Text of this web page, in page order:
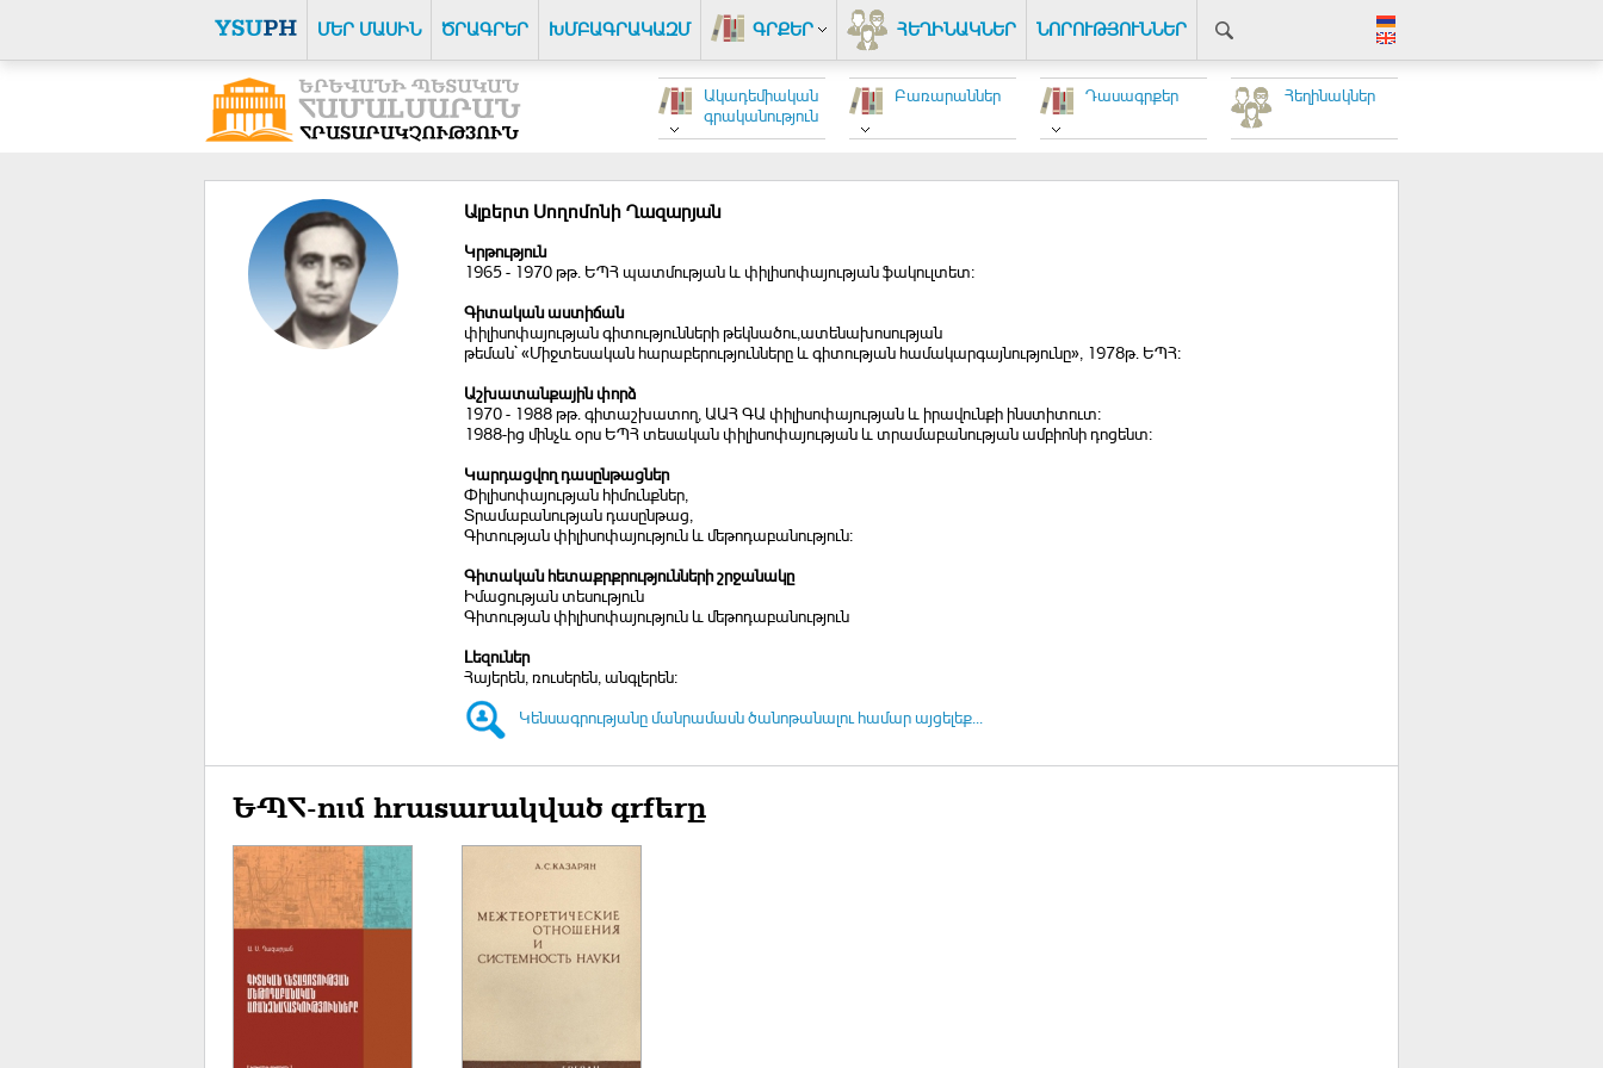
ՄԵՐ ՄԱՍԻՆ ԾՐԱԳՐԵՐ ԽՄԲԱԳՐԱԿԱԶՄ ԳՐՔԵՐ ՀԵՂԻՆԱԿՆԵՐ ՆՈՐՈՒԹՅՈՒՆՆԵՐ
Հեղինակներ
Դասագրքեր
Բառարաններ
Ակադեմիական
գրականություն
Ալբերտ Սողոմոնի Ղազարյան
Կրթություն
1965 - 1970 թթ. ԵՊՀ պատմության և փիլիսոփայության ֆակուլտետ։
Գիտական աստիճան
փիլիսոփայության գիտությունների թեկնածու,ատենախոսության
թեման` «Միջտեսական հարաբերությունները և գիտության համակարգայնությունը», 1978թ. ԵՊՀ։
Աշխատանքային փորձ
1970 - 1988 թթ. գիտաշխատող, ԱԱՀ ԳԱ փիլիսոփայության և իրավունքի ինստիտուտ։
1988-ից մինչև օրս ԵՊՀ տեսական փիլիսոփայության և տրամաբանության ամբիոնի դոցենտ։
Կարդացվող դասընթացներ
Փիլիսոփայության հիմունքներ,
Տրամաբանության դասընթաց,
Գիտության փիլիսոփայություն և մեթոդաբանություն։
Գիտական հետաքրքրությունների շրջանակը
Իմացության տեսություն
Գիտության փիլիսոփայություն և մեթոդաբանություն
Լեզուներ
Հայերեն, ռուսերեն, անգլերեն։
Կենսագրությանը մանրամասն ծանոթանալու համար այցելեք...
ԵՊՀ-ում հրատարակված գրքերը